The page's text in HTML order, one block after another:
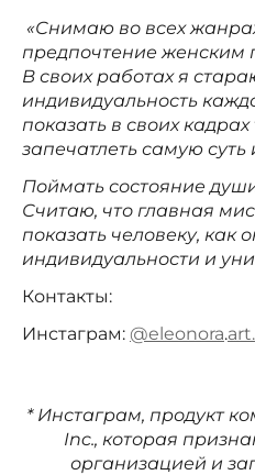
«Снимаю во всех
предпочтение женским
В своих работах я
индивидуальность
показать в своих
запечатлеть самую суть
Поймать состояние
Считаю, что главная
показать человеку, как
индивидуальности и
Контакты:
Инстаграм: @eleonora.
* Инстаграм, продукт
Inc., которая
организацией и